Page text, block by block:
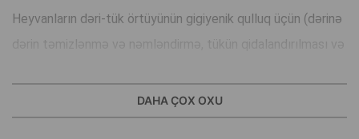
Heyvanların dəri-tük örtüyünün gigiyenik qulluq üçün (dərinə
dərin təmizlənmə və nəmləndirmə, tükün qidalandırılması və
Dermatomikozların (seboreya, mikroskopiya, trixofitiya və
s.) profilaktikası və müalicəsi üçün.
DAHA ÇOX OXU